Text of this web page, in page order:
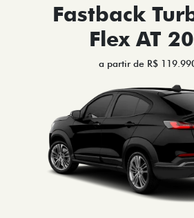
Fastback
Flex AT
a partir de R$